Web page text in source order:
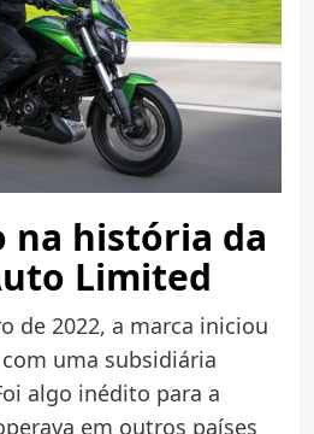
na história da
Limited
de 2022, a marca iniciou
uma subsidiária
algo inédito para a
em outros países